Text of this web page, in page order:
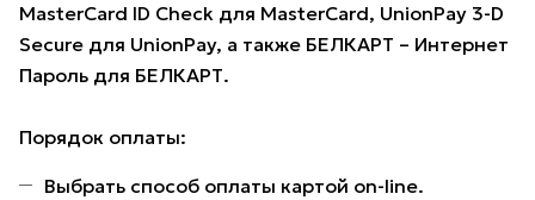
MasterCard ID Check для MasterCard, UnionPay 3-D
Secure для UnionPay, а также БЕЛКАРТ – Интернет
Пароль для БЕЛКАРТ.
Порядок оплаты:
Выбрать способ оплаты картой on-line.